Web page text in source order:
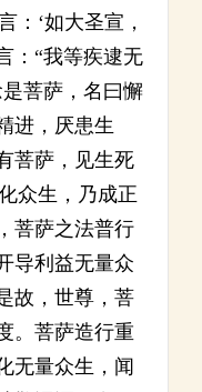
：‘如大圣宣，
：“我等疾逮无
菩萨，名曰懈
进，厌患生
菩萨，见生死
众生，乃成正
菩萨之法普行
导利益无量众
故，世尊，菩
。菩萨造行重
无量众生，闻